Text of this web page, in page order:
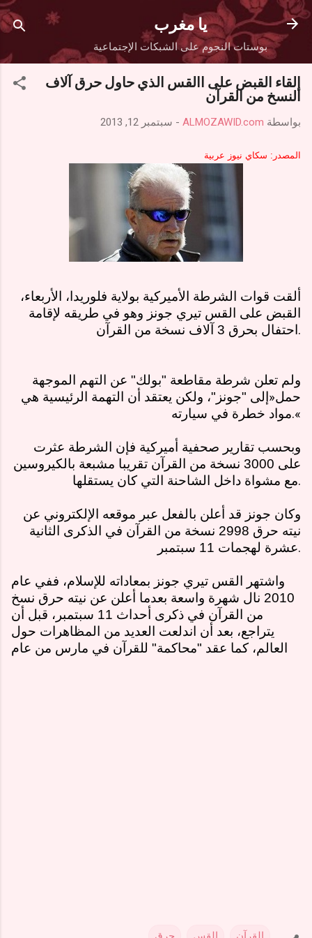
التخطي إلى المحتوى الرئيسي
يا مغرب
بوستات النجوم على الشبكات الإجتماعية
إلقاء القبض على االقس الذي حاول حرق آلاف
النسخ من القرآن
بواسطة ALMOZAWID.com
- سبتمبر 12, 2013
المصدر: سكاي نيوز عربية
ألقت قوات الشرطة الأميركية بولاية فلوريدا، الأربعاء،
القبض على القس تيري جونز وهو في طريقه لإقامة
احتفال بحرق 3 آلاف نسخة من القرآن.
ولم تعلن شرطة مقاطعة "بولك" عن التهم الموجهة
إلى "جونز"، ولكن يعتقد أن التهمة الرئيسية هي«حمل
مواد خطرة في سيارته».
وبحسب تقارير صحفية أميركية فإن الشرطة عثرت
على 3000 نسخة من القرآن تقريبا مشبعة بالكيروسين
مع مشواة داخل الشاحنة التي كان يستقلها.
وكان جونز قد أعلن بالفعل عبر موقعه الإلكتروني عن
نيته حرق 2998 نسخة من القرآن في الذكرى الثانية
عشرة لهجمات 11 سبتمبر.
واشتهر القس تيري جونز بمعاداته للإسلام، ففي عام
2010 نال شهرة واسعة بعدما أعلن عن نيته حرق نسخ
من القرآن في ذكرى أحداث 11 سبتمبر، قبل أن
يتراجع، بعد أن اندلعت العديد من المظاهرات حول
العالم، كما عقد "محاكمة" للقرآن في مارس من عام